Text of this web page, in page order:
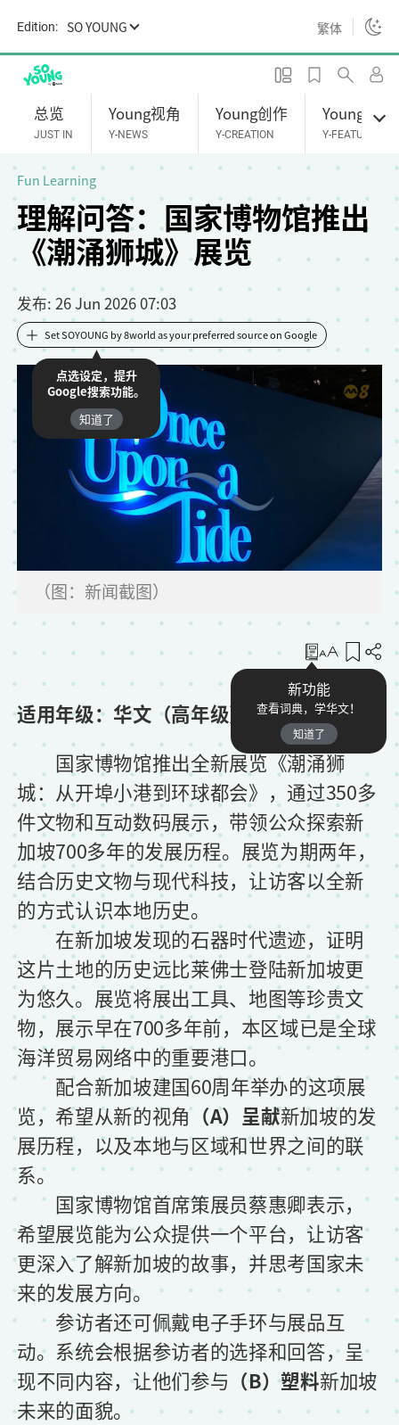
i
Edition: SO YOUNG 繁体
总览
JUST IN
Young视角
Y-NEWS
Young创作
Y-CREATION
Young专题
Y-FEATURES
理解问答：国家博物馆推出
《潮涌狮城》展览
Fun Learning
发布: 26 Jun 2026 07:03
Set SOYOUNG by 8world as your preferred source on Google
点选设定，提升
Google搜索功能。
知道了
（图：新闻截图）
新功能
查看词典，学华文！
知道了
收藏
适用年级：华文（高年级）
国家博物馆推出全新展览《潮涌狮
城：从开埠小港到环球都会》，通过350多
件文物和互动数码展示，带领公众探索新
加坡700多年的发展历程。展览为期两年，
结合历史文物与现代科技，让访客以全新
的方式认识本地历史。
在新加坡发现的石器时代遗迹，证明
这片土地的历史远比莱佛士登陆新加坡更
为悠久。展览将展出工具、地图等珍贵文
物，展示早在700多年前，本区域已是全球
海洋贸易网络中的重要港口。
配合新加坡建国60周年举办的这项展
览，希望从新的视角（A）呈献新加坡的发
展历程，以及本地与区域和世界之间的联
系。
国家博物馆首席策展员蔡惠卿表示，
希望展览能为公众提供一个平台，让访客
更深入了解新加坡的故事，并思考国家未
来的发展方向。
参访者还可佩戴电子手环与展品互
动。系统会根据参访者的选择和回答，呈
现不同内容，让他们参与 （B）塑料新加坡
未来的面貌。